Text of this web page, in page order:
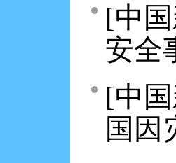
[中
安全
[中
国因